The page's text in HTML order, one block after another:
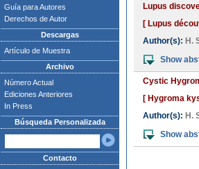
Guía para Autores
Derechos de Autor
Descargas
Artículo de Muestra
Archivo
Número Actual
Ediciones Anteriores
In Press
Búsqueda Personalizada
Contacto
Lupus
[ Lupus
Author(s): H.
Show
Cystic
[ Hygroma
Author(s): H.
Show